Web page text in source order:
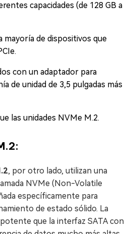
capacidades (de 128 GB a
mayoría de dispositivos que
con un adaptador para
de unidad de 3,5 pulgadas más
las unidades NVMe M.2.
, por otro lado, utilizan una
NVMe (Non-Volatile
específicamente para
de estado sólido. La
que la interfaz SATA con